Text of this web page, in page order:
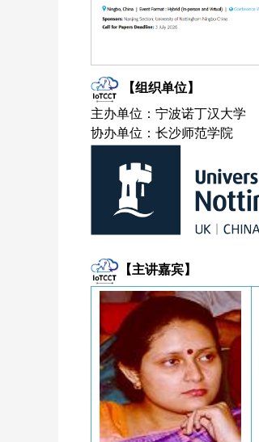
【组织单位】
主办单位：宁波诺丁汉大学
协办单位：长沙师范学院
【主讲嘉宾】